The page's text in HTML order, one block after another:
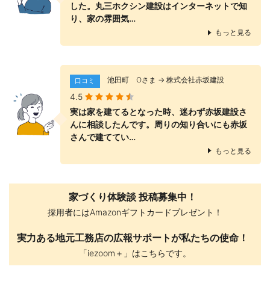
した。丸三ホクシン建設はインターネットで知
り、家の雰囲気…
もっと見る
口コミ 池田町 Оさま → 株式会社赤坂建設
4.5
実は家を建てるとなった時、迷わず赤坂建設さ
んに相談したんです。周りの知り合いにも赤坂
さんで建ててい…
もっと見る
家づくり体験談 投稿募集中！
採用者にはAmazonギフトカードプレゼント！
実力ある地元工務店の広報サポートが私たちの使命！
「iezoom＋」はこちらです。